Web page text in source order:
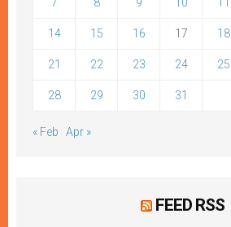
14 15 16 17 18
21 22 23 24 25
28 29 30 31
« Feb Apr »
FEED RSS